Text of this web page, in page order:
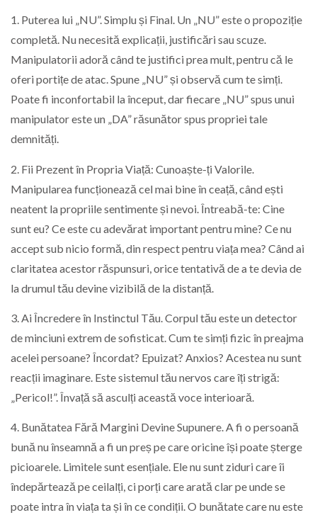
1. Puterea lui „NU”. Simplu și Final. Un „NU” este o propoziție
completă. Nu necesită explicații, justificări sau scuze.
Manipulatorii adoră când te justifici prea mult, pentru că le
oferi portițe de atac. Spune „NU” și observă cum te simți.
Poate fi inconfortabil la început, dar fiecare „NU” spus unui
manipulator este un „DA” răsunător spus propriei tale
demnități.
2. Fii Prezent în Propria Viață: Cunoaște-ți Valorile.
Manipularea funcționează cel mai bine în ceață, când ești
neatent la propriile sentimente și nevoi. Întreabă-te: Cine
sunt eu? Ce este cu adevărat important pentru mine? Ce nu
accept sub nicio formă, din respect pentru viața mea? Când ai
claritatea acestor răspunsuri, orice tentativă de a te devia de
la drumul tău devine vizibilă de la distanță.
3. Ai Încredere în Instinctul Tău. Corpul tău este un detector
de minciuni extrem de sofisticat. Cum te simți fizic în preajma
acelei persoane? Încordat? Epuizat? Anxios? Acestea nu sunt
reacții imaginare. Este sistemul tău nervos care îți strigă:
„Pericol!”. Învață să asculți această voce interioară.
4. Bunătatea Fără Margini Devine Supunere. A fi o persoană
bună nu înseamnă a fi un preș pe care oricine își poate șterge
picioarele. Limitele sunt esențiale. Ele nu sunt ziduri care îi
îndepărtează pe ceilalți, ci porți care arată clar pe unde se
poate intra în viața ta și în ce condiții. O bunătate care nu este